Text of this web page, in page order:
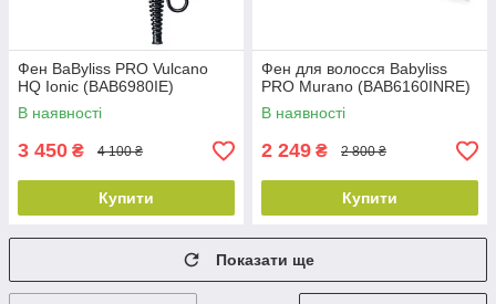
Фен BaByliss PRO Vulcano
HQ Ionic (BAB6980IE)
В наявності
3 450 ₴ 4 100 ₴
Купити
Фен для волосся Babyliss
PRO Murano (BAB6160INRE)
В наявності
2 249 ₴ 2 800 ₴
Купити
Показати ще